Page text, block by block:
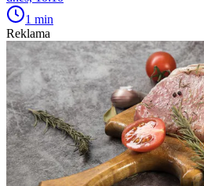
1 min
Reklama